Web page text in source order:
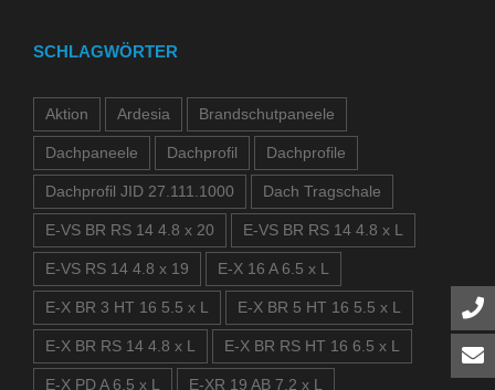
SCHLAGWÖRTER
Aktion Ardesia Brandschutpaneele
Dachpaneele Dachprofil Dachprofile
Dachprofil JID 27.111.1000 Dach Tragschale
E-VS BR RS 14 4.8 x 20 E-VS BR RS 14 4.8 x L
E-VS RS 14 4.8 x 19 E-X 16 A 6.5 x L
E-X BR 3 HT 16 5.5 x L E-X BR 5 HT 16 5.5 x L
E-X BR RS 14 4.8 x L E-X BR RS HT 16 6.5 x L
E-X PD A 6.5 x L E-XR 19 AB 7.2 x L